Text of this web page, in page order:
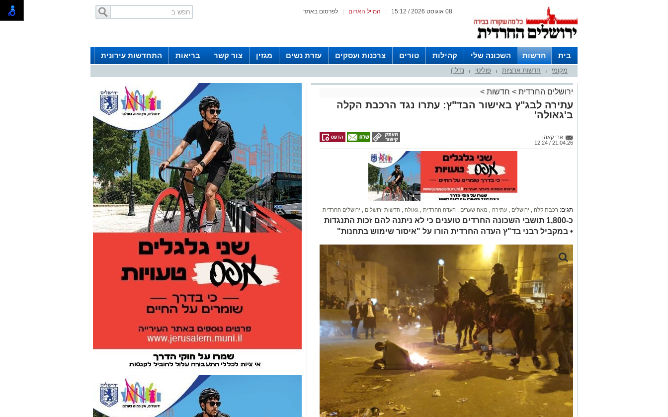
לפרסום באתר המייל האדום 08 אוגוסט 2026 / 15:12
בית חדשות השכונה שלי קהילות טורים צרכנות ועסקים עזרת נשים מגזין צור קשר בריאות
התחדשות עירונית
חצרות
מקומי חדשות ארציות פוליטי נדל"ן
ירושלים החרדית > חדשות >
עתירה לבג"ץ באישור הבד"ץ: עתרו נגד הרכבת הקלה
ב'גאולה'
ארי קאהן
21.04.26 / 12:24
תגים: רכבת קלה ירושלים עתירה מאה שערים העדה החרדית גאולה חדשות ירושלים ירושלים החרדית
כ-1,800 תושבי השכונה החרדים טוענים כי לא ניתנה להם זכות התנגדות
• במקביל רבני בד"ץ העדה החרדית הורו על "איסור שימוש בתחנות"